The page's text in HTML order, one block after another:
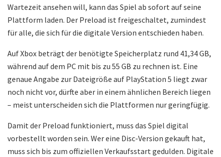
Wartezeit ansehen will, kann das Spiel ab sofort auf seine
Plattform laden. Der Preload ist freigeschaltet, zumindest
für alle, die sich für die digitale Version entschieden haben.
Auf Xbox beträgt der benötigte Speicherplatz rund 41,34 GB,
während auf dem PC mit bis zu 55 GB zu rechnen ist. Eine
genaue Angabe zur Dateigröße auf PlayStation 5 liegt zwar
noch nicht vor, dürfte aber in einem ähnlichen Bereich liegen
– meist unterscheiden sich die Plattformen nur geringfügig.
Damit der Preload funktioniert, muss das Spiel digital
vorbestellt worden sein. Wer eine Disc-Version gekauft hat,
muss sich bis zum offiziellen Verkaufsstart gedulden. Digitale